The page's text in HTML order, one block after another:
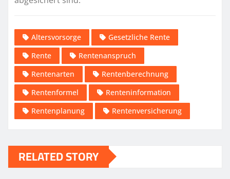
Altersvorsorge
Gesetzliche Rente
Rente
Rentenanspruch
Rentenarten
Rentenberechnung
Rentenformel
Renteninformation
Rentenplanung
Rentenversicherung
RELATED STORY